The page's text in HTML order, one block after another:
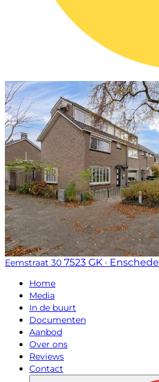
Eemstraat 30 7523 GK · Enschede
Home
Media
In de buurt
Documenten
Aanbod
Over ons
Reviews
Contact